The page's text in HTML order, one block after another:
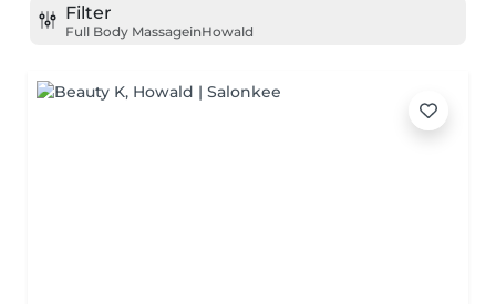
Filter
Full Body MassageinHowald